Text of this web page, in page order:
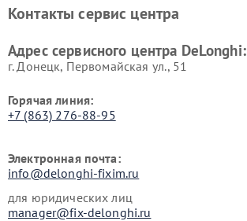
DeLonghi
DeLonghi
Контакты сервис центра
Адрес сервисного центра DeLonghi:
г. Донецк, Первомайская ул., 51
Горячая линия:
+7 (863) 276-88-95
Электронная почта:
info@delonghi-fixim.ru
для юридических лиц
manager@fix-delonghi.ru